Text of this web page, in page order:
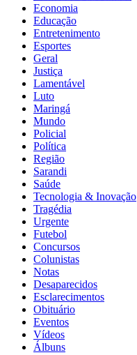
Economia
Educação
Entretenimento
Esportes
Geral
Justiça
Lamentável
Luto
Maringá
Mundo
Policial
Política
Região
Sarandi
Saúde
Tecnologia & Inovação
Tragédia
Urgente
Futebol
Concursos
Colunistas
Notas
Desaparecidos
Esclarecimentos
Obituário
Eventos
Vídeos
Álbuns